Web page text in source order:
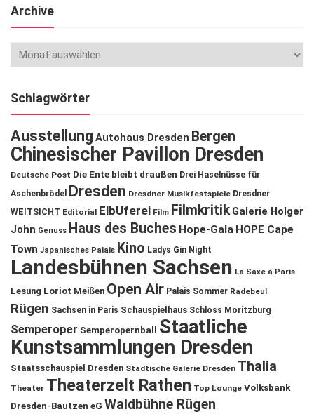
Archive
Schlagwörter
Ausstellung Autohaus Dresden Bergen
Chinesischer Pavillon Dresden
Deutsche Post Die Ente bleibt draußen Drei Haselnüsse für
Aschenbrödel
Dresden Dresdner Musikfestspiele Dresdner
WEITSICHT Editorial ElbUferei Film Filmkritik Galerie Holger
John Genuss Haus des Buches Hope-Gala HOPE Cape
Town Japanisches Palais Kino Ladys Gin Night
Landesbühnen Sachsen La Saxe à Paris
Lesung Loriot Meißen Open Air Palais Sommer Radebeul
Rügen Sachsen in Paris Schauspielhaus Schloss Moritzburg
Semperoper Semperopernball
Staatliche
Kunstsammlungen Dresden
Staatsschauspiel Dresden Städtische Galerie Dresden Thalia
Theater Theaterzelt Rathen Top Lounge Volksbank
Dresden-Bautzen eG Waldbühne Rügen